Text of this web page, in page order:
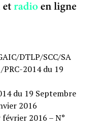
DTLP/SCC/SA
PRC-2014 du 19
du 19 Septembre
2016
2016 – N°